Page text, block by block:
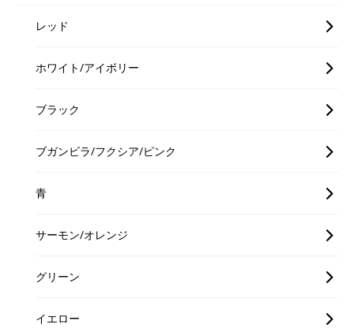
レッド
ホワイト/アイボリー
ブラック
ブガンビラ/フクシア/ピンク
青
サーモン/オレンジ
グリーン
イエロー